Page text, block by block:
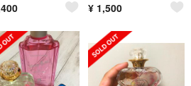
¥ 1,500